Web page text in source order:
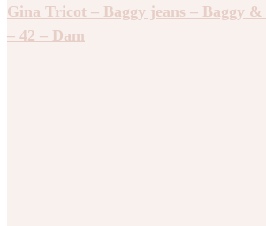
Gina Tricot – Baggy jeans – Baggy &
– 42 – Dam